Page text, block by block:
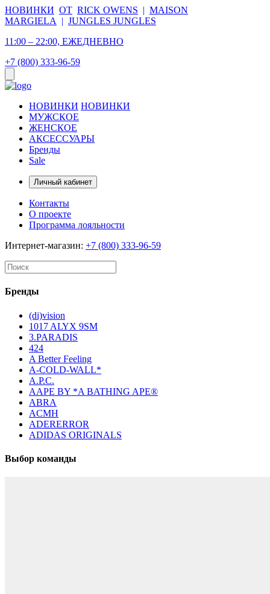
НОВИНКИ ОТ RICK OWENS | MAISON
MARGIELA
| JUNGLES JUNGLES
11:00 – 22:00, ЕЖЕДНЕВНО
+7 (800) 333-96-59
НОВИНКИ НОВИНКИ
МУЖСКОЕ
ЖЕНСКОЕ
АКСЕССУАРЫ
Бренды
Sale
Личный кабинет
Контакты
О проекте
Программа лояльности
Интернет-магазин: +7 (800) 333-96-59
Бренды
(di)vision
1017 ALYX 9SM
3.PARADIS
424
A Better Feeling
A-COLD-WALL*
A.P.C.
AAPE BY *A BATHING APE®
ABRA
ACMH
ADERERROR
ADIDAS ORIGINALS
Выбор команды